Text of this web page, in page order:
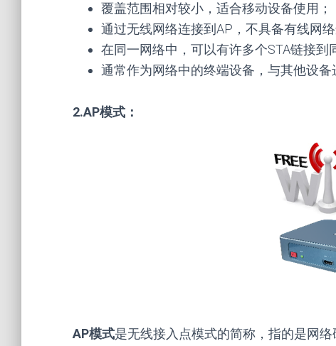
覆盖范围相对较小，适合移动设备使用；
通过无线网络连接到AP，不具备有线网络
在同一网络中，可以有许多个STA链接到
通常作为网络中的终端设备，与其他设备
2.AP模式：
AP模式是无线接入点模式的简称，指的是网